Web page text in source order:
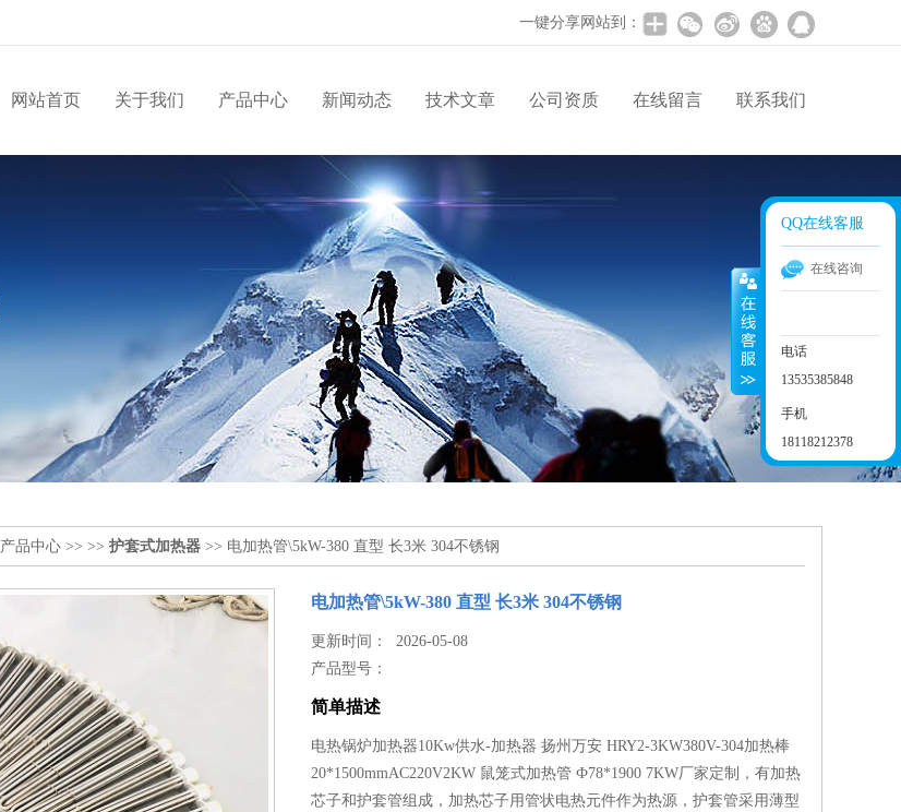
一键分享网站到：
网站首页 关于我们 产品中心 新闻动态 技术文章 公司资质 在线留言 联系我们
产品中心 >> >> 护套式加热器 >> 电加热管\5kW-380 直型 长3米 304不锈钢
电加热管\5kW-380 直型 长3米 304不锈钢
更新时间： 2026-05-08
产品型号：
简单描述
电热锅炉加热器10Kw供水-加热器 扬州万安 HRY2-3KW380V-304加热棒
20*1500mmAC220V2KW 鼠笼式加热管 Ф78*1900 7KW厂家定制，有加热
芯子和护套管组成，加热芯子用管状电热元件作为热源，护套管采用薄型
QQ在线客服
在线咨询
电话
13535385848
手机
18118212378